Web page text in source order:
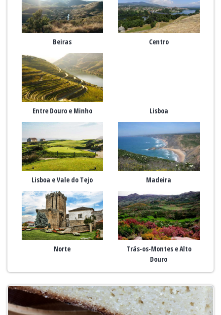
Beiras Centro
Entre Douro e Minho Lisboa
Lisboa e Vale do Tejo Madeira
Norte
Trás-os-Montes e Alto
Douro